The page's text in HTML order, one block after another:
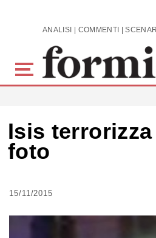
Skip to main content
Isis
foto
15/11/2015